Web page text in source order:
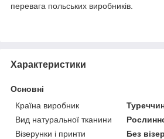
перевага польських виробників.
Характеристики
Основні
Країна виробник
Вид натуральної тканини
Візерунки і принти
Без